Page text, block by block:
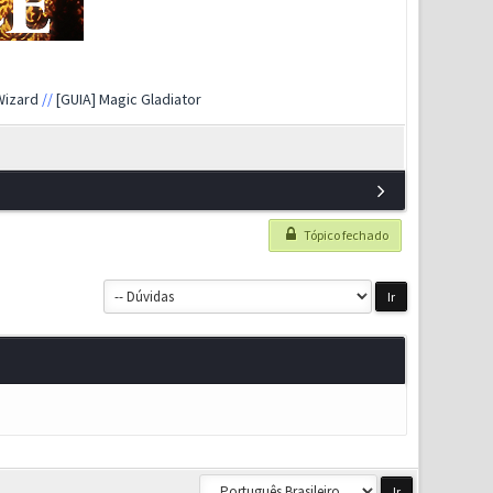
//[GUIA] Magic Gladiator
Tópico fechado